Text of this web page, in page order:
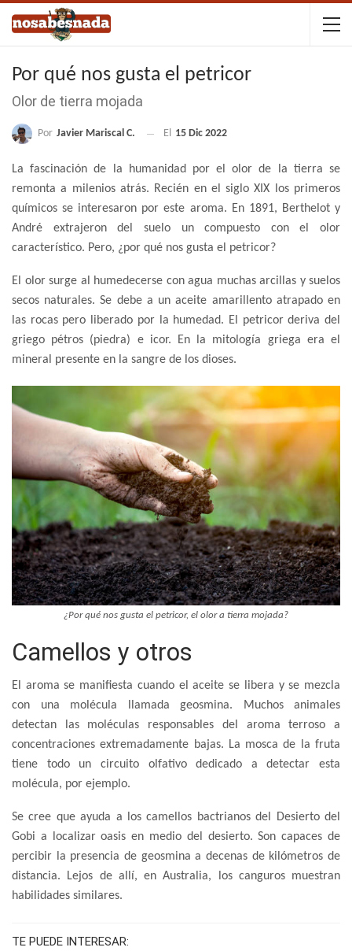
Por qué nos gusta el petricor
Olor de tierra mojada
Por Javier Mariscal C. El 15 Dic 2022
La fascinación de la humanidad por el olor de la tierra se
remonta a milenios atrás. Recién en el siglo XIX los primeros
químicos se interesaron por este aroma. En 1891, Berthelot y
André extrajeron del suelo un compuesto con el olor
característico. Pero, ¿por qué nos gusta el petricor?
El olor surge al humedecerse con agua muchas arcillas y suelos
secos naturales. Se debe a un aceite amarillento atrapado en
las rocas pero liberado por la humedad. El petricor deriva del
griego pétros (piedra) e icor. En la mitología griega era el
mineral presente en la sangre de los dioses.
¿Por qué nos gusta el petricor, el olor a tierra mojada?
Camellos y otros
El aroma se manifiesta cuando el aceite se libera y se mezcla
con una molécula llamada geosmina. Muchos animales
detectan las moléculas responsables del aroma terroso a
concentraciones extremadamente bajas. La mosca de la fruta
tiene todo un circuito olfativo dedicado a detectar esta
molécula, por ejemplo.
Se cree que ayuda a los camellos bactrianos del Desierto del
Gobi a localizar oasis en medio del desierto. Son capaces de
percibir la presencia de geosmina a decenas de kilómetros de
distancia. Lejos de allí, en Australia, los canguros muestran
habilidades similares.
TE PUEDE INTERESAR: